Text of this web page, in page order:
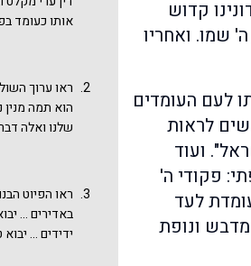
קדוש
שמו. ואחריו
לעם העומדים
לראות
ועוד
פקודי ה'
לעד
ונופת
אותו כעומד
וְהַחֻקִּים
אולי
ובאמת,
ראו ערוך
הוא תמה
שלנו ואלה
[במדבר י יג]
הס"ת על ג'
בהאותיות
שזהו פסוק
ראו הפיוט
באדירים ...
ידידים ...